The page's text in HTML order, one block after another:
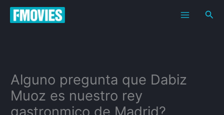
Skip
Alguno pregunta que Dabiz
Muoz es nuestro rey
gastronmico de Madrid?